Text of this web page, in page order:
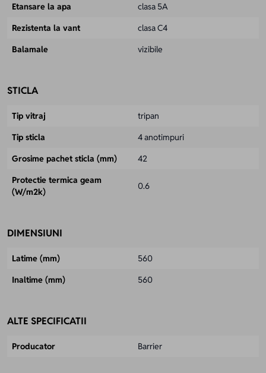
Etansare la apa
clasa 5A
Rezistenta la vant
clasa C4
Balamale
vizibile
STICLA
Tip vitraj
tripan
Tip sticla
4 anotimpuri
Grosime pachet sticla (mm)
42
Protectie termica geam
(W/m2k)
0.6
DIMENSIUNI
Latime (mm)
560
Inaltime (mm)
560
ALTE SPECIFICATII
Producator Barrier